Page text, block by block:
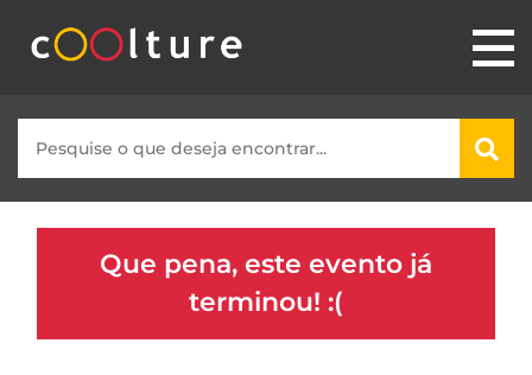
Que pena, este evento já
terminou! :(